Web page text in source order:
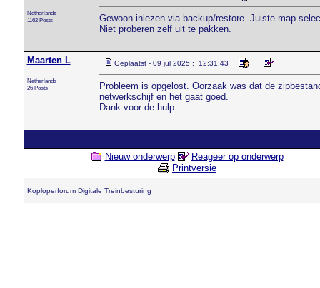
Netherlands
1162 Posts
Gewoon inlezen via backup/restore. Juiste map
Niet proberen zelf uit te pakken.
Maarten L
Netherlands
26 Posts
Geplaatst - 09 jul 2025 : 12:31:43
Probleem is opgelost. Oorzaak was dat de
netwerkschijf en het gaat goed.
Dank voor de hulp
Nieuw onderwerp
Reageer op onderwerp
Printversie
Koploperforum Digitale Treinbesturing